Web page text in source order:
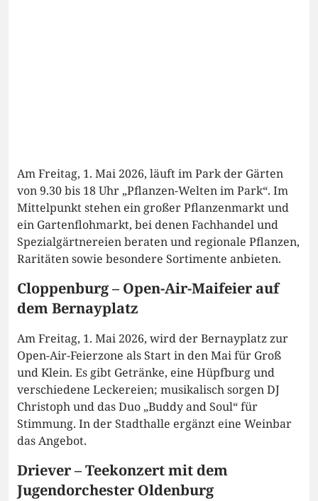
Am Freitag, 1. Mai 2026, läuft im Park der Gärten
von 9.30 bis 18 Uhr „Pflanzen-Welten im Park“. Im
Mittelpunkt stehen ein großer Pflanzenmarkt und
ein Gartenflohmarkt, bei denen Fachhandel und
Spezialgärtnereien beraten und regionale Pflanzen,
Raritäten sowie besondere Sortimente anbieten.
Cloppenburg – Open-Air-Maifeier auf
dem Bernayplatz
Am Freitag, 1. Mai 2026, wird der Bernayplatz zur
Open-Air-Feierzone als Start in den Mai für Groß
und Klein. Es gibt Getränke, eine Hüpfburg und
verschiedene Leckereien; musikalisch sorgen DJ
Christoph und das Duo „Buddy and Soul“ für
Stimmung. In der Stadthalle ergänzt eine Weinbar
das Angebot.
Driever – Teekonzert mit dem
Jugendorchester Oldenburg